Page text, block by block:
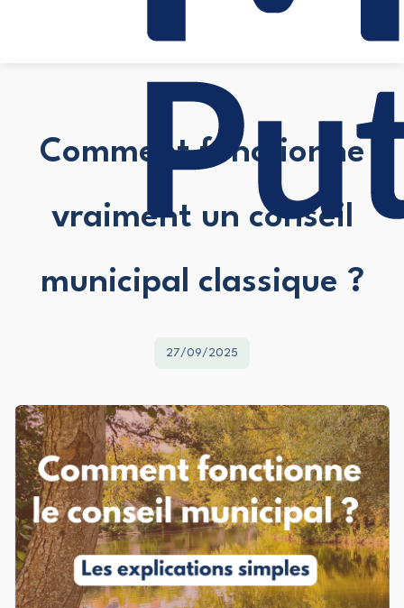
Comment fonctionne
vraiment un conseil
municipal classique ?
27/09/2025